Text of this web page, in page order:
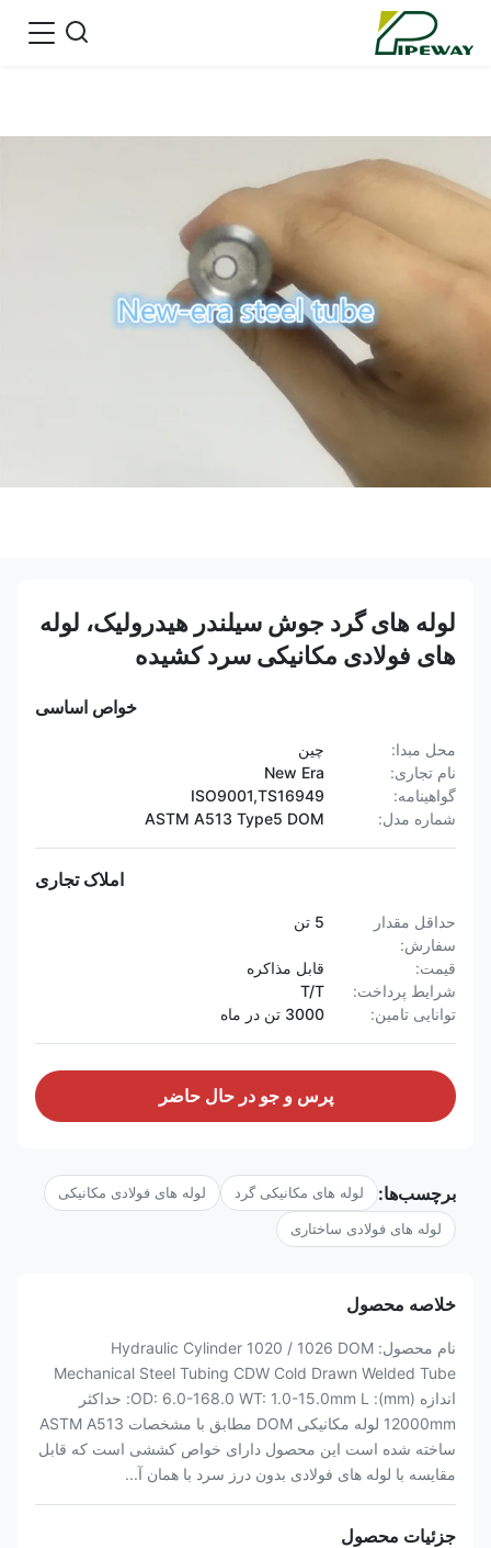
لوله های گرد جوش سیلندر هیدرولیک، لوله
های فولادی مکانیکی سرد کشیده
خواص اساسی
محل مبدا:
چین
نام تجاری:
New Era
گواهینامه:
ISO9001,TS16949
شماره مدل:
ASTM A513 Type5 DOM
املاک تجاری
حداقل مقدار
سفارش:
5 تن
قیمت:
قابل مذاکره
شرایط پرداخت:
T/T
توانایی تامین:
3000 تن در ماه
پرس و جو در حال حاضر
برچسب‌ها: لوله های مکانیکی گرد لوله های فولادی مکانیکی
لوله های فولادی ساختاری
خلاصه محصول
نام محصول: Hydraulic Cylinder 1020 / 1026 DOM
Mechanical Steel Tubing CDW Cold Drawn Welded Tube
اندازه (mm): OD: 6.0-168.0 WT: 1.0-15.0mm L: حداکثر
12000mm لوله مکانیکی DOM مطابق با مشخصات ASTM A513
ساخته شده است این محصول دارای خواص کششی است که قابل
مقایسه با لوله های فولادی بدون درز سرد با همان آ...
جزئیات محصول